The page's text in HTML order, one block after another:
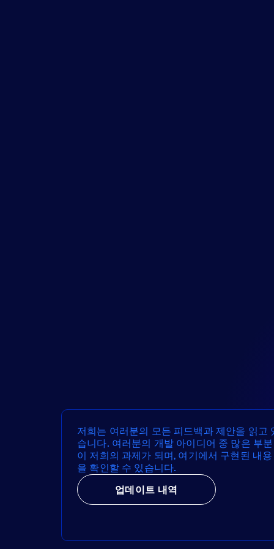
저희는 여러분의 모든 피드백과 제안을 읽고
습니다. 여러분의 개발 아이디어 중 많은 부분
이 저희의 과제가 되며, 여기에서 구현된 내용
을 확인할 수 있습니다.
업데이트 내역